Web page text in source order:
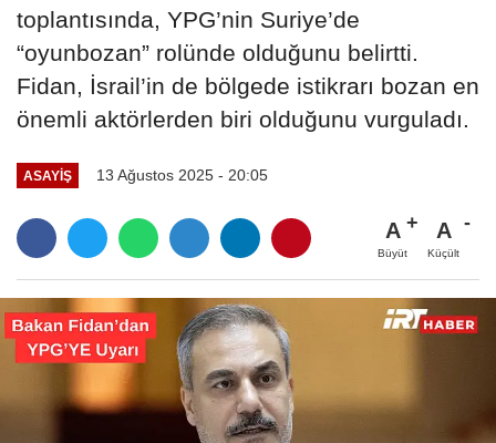
toplantısında, YPG’nin Suriye’de
“oyunbozan” rolünde olduğunu belirtti.
Fidan, İsrail’in de bölgede istikrarı bozan en
önemli aktörlerden biri olduğunu vurguladı.
ASAYIŞ 13 Ağustos 2025 - 20:05
A
Büyüt
A
Küçült